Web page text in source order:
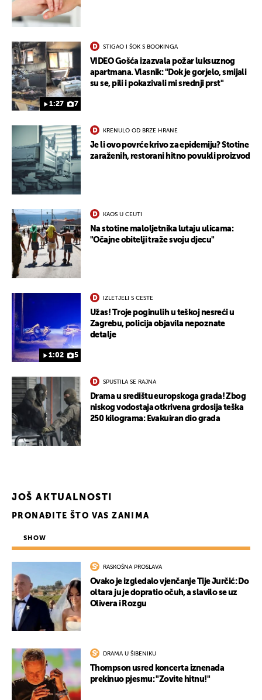
1:27 7
STIGAO I ŠOK S BOOKINGA
VIDEO Gošća izazvala požar luksuznog
apartmana. Vlasnik: "Dok je gorjelo, smijali
su se, pili i pokazivali mi srednji prst"
KRENULO OD BRZE HRANE
Je li ovo povrće krivo za epidemiju? Stotine
zaraženih, restorani hitno povukli proizvod
KAOS U CEUTI
Na stotine maloljetnika lutaju ulicama:
"Očajne obitelji traže svoju djecu"
1:02 5
IZLETJELI S CESTE
Užas! Troje poginulih u teškoj nesreći u
Zagrebu, policija objavila nepoznate
detalje
SPUSTILA SE RAJNA
Drama u središtu europskoga grada! Zbog
niskog vodostaja otkrivena grdosija teška
250 kilograma: Evakuiran dio grada
JOŠ AKTUALNOSTI
PRONAĐITE ŠTO VAS ZANIMA
SHOW
RASKOŠNA PROSLAVA
Ovako je izgledalo vjenčanje Tije Jurčić: Do
oltara ju je dopratio očuh, a slavilo se uz
Olivera i Rozgu
DRAMA U ŠIBENIKU
Thompson usred koncerta iznenada
prekinuo pjesmu: "Zovite hitnu!"
UKLJUČITE NOTIFIKACIJE